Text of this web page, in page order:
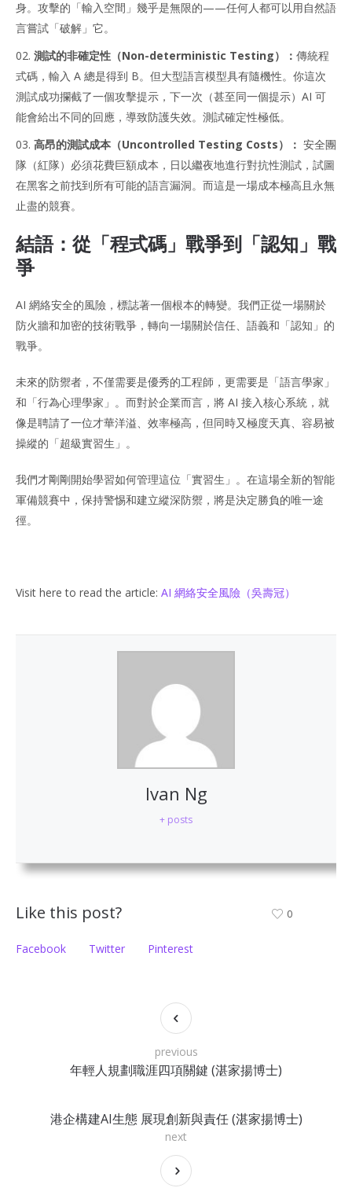
身。攻擊的「輸入空間」幾乎是無限的——任何人都可以用自然語
言嘗試「破解」它。
測試的非確定性（Non-deterministic Testing）： 傳統程
式碼，輸入 A 總是得到 B。但大型語言模型具有隨機性。你這次
測試成功攔截了一個攻擊提示，下一次（甚至同一個提示）AI 可
能會給出不同的回應，導致防護失效。測試確定性極低。
高昂的測試成本（Uncontrolled Testing Costs）： 安全團
隊（紅隊）必須花費巨額成本，日以繼夜地進行對抗性測試，試圖
在黑客之前找到所有可能的語言漏洞。而這是一場成本極高且永無
止盡的競賽。
結語：從「程式碼」戰爭到「認知」戰
爭
AI 網絡安全的風險，標誌著一個根本的轉變。我們正從一場關於
防火牆和加密的技術戰爭，轉向一場關於信任、語義和「認知」的
戰爭。
未來的防禦者，不僅需要是優秀的工程師，更需要是「語言學家」
和「行為心理學家」。而對於企業而言，將 AI 接入核心系統，就
像是聘請了一位才華洋溢、效率極高，但同時又極度天真、容易被
操縱的「超級實習生」。
我們才剛剛開始學習如何管理這位「實習生」。在這場全新的智能
軍備競賽中，保持警惕和建立縱深防禦，將是決定勝負的唯一途
徑。
Visit here to read the article: AI 網絡安全風險（吳壽冠）
Ivan Ng
+ posts
Like this post?
Facebook Twitter Pinterest
0
年輕人規劃職涯四項關鍵 (湛家揚博士)
previous
港企構建AI生態 展現創新與責任 (湛家揚博士)
next